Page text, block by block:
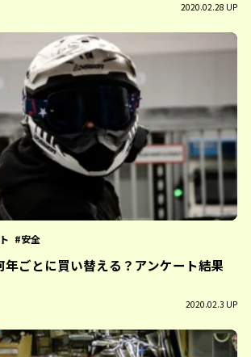
2020.02.28 UP
安全
年ごとに買い替える？アンケート結果
2020.02.3 UP